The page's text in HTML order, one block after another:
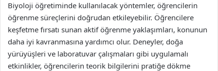
Biyoloji öğretiminde kullanılacak yöntemler, öğrencilerin
öğrenme süreçlerini doğrudan etkileyebilir. Öğrencilere
keşfetme fırsatı sunan aktif öğrenme yaklaşımları, konunun
daha iyi kavranmasına yardımcı olur. Deneyler, doğa
yürüyüşleri ve laboratuvar çalışmaları gibi uygulamalı
etkinlikler, öğrencilerin teorik bilgilerini pratiğe dökme